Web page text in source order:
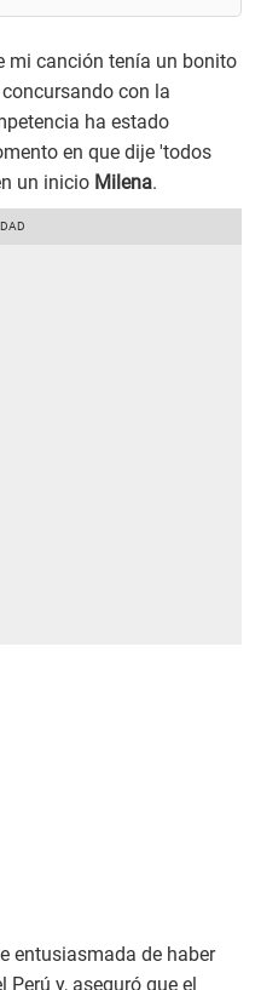
mi canción tenía un bonito
con la
ha estado
en que dije 'todos
un inicio Milena.
entusiasmada de haber
y, aseguró que el